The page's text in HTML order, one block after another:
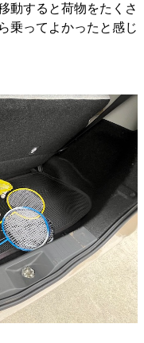
動すると荷物をたくさ
乗ってよかったと感じ